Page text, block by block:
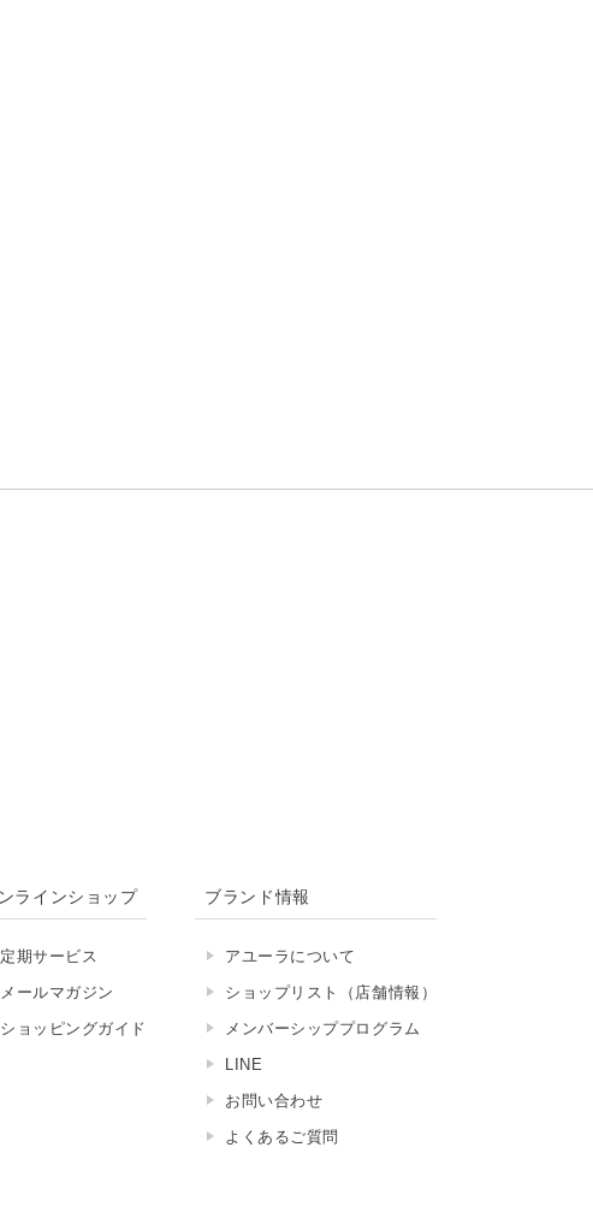
ラインショップ
定期サービス
メールマガジン
ショッピングガイド
ブランド情報
アユーラについて
ショップリスト（店舗情報）
メンバーシッププログラム
LINE
お問い合わせ
よくあるご質問